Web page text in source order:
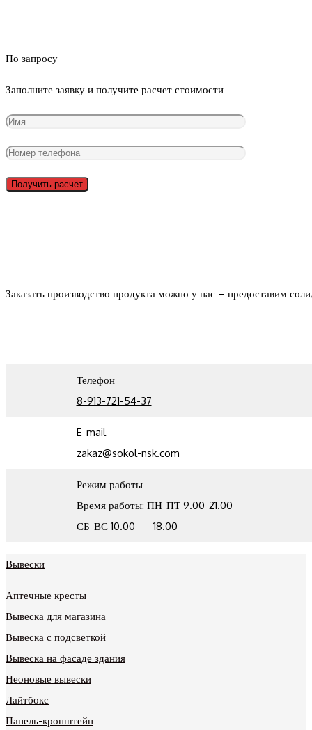
По запросу
Заполните заявку и получите расчет стоимости
Заказать производство продукта можно у нас – предоставим
Телефон
8-913-721-54-37
E-mail
zakaz@sokol-nsk.com
Режим работы
Время работы: ПН-ПТ 9.00-21.00
СБ-ВС 10.00 — 18.00
Вывески
Аптечные кресты
Вывеска для магазина
Вывеска с подсветкой
Вывеска на фасаде здания
Неоновые вывески
Лайтбокс
Панель-кронштейн